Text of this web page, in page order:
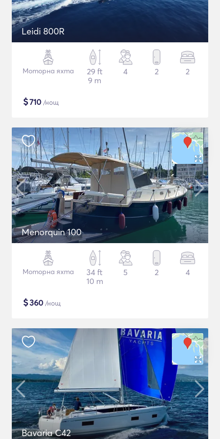
Leidi 800R
Моторна яхта
29 ft
9 m
4 2 2
$710 /нощ
Menorquin 100
Моторна яхта
34 ft
10 m
5 2 4
$360 /нощ
Bavaria C42